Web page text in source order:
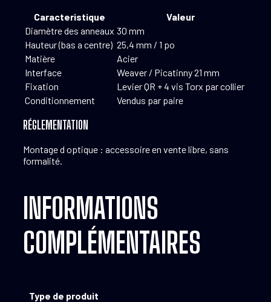
Caracteristique
Valeur
Diamètre des anneaux 30 mm
Hauteur (bas a centre) 25,4 mm / 1 po
Matière
Acier
Interface
Weaver / Picatinny 21 mm
Fixation
Levier QR + 4 vis Torx par collier
Conditionnement
Vendus par paire
RÉGLEMENTATION
Montage d optique : accessoire en vente libre, sans
formalité.
INFORMATIONS
COMPLÉMENTAIRES
Type de produit